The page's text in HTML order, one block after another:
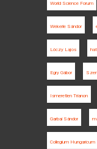
World Science Forum
Wekerle Sándor
Lóczy Lajos
Egry Gábor
Ismeretlen Trianon
Garbai Sándor
Collegium Hungaricum